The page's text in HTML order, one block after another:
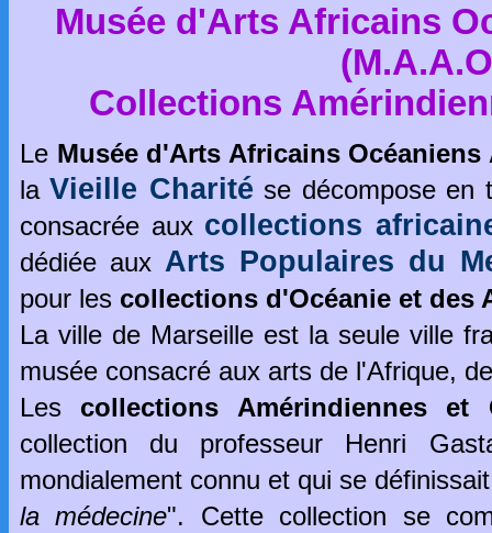
Musée d'Arts Africains
Collections
Le Musée d'Arts Africains Océaniens
laVieille Charité se décompose en
consacrée aux collections
dédiée aux Arts Populaires du
pour les collections d'Océanie et des
La ville de Marseille est la seule ville
musée consacré aux arts de l'Afrique,
Les collections Amérindiennes et
collection du professeur Henri
mondialement connu et qui se
la médecine". Cette collection se